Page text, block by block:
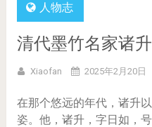
人物志
清代墨竹名家诸
Xiaofan 2025年2月20日
在那个悠远的年代，诸升
姿。他，诸升，字日如，